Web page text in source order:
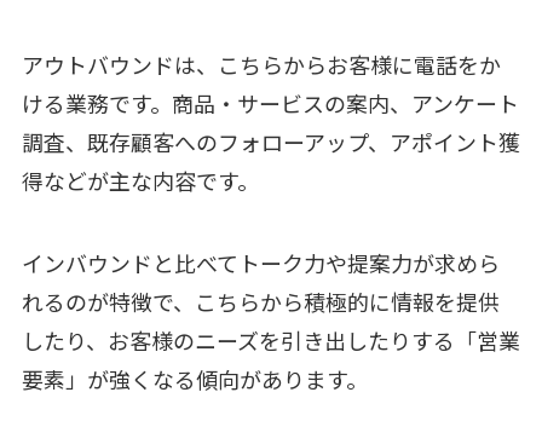
アウトバウンドは、こちらからお客様に電話をか
ける業務です。商品・サービスの案内、アンケート
調査、既存顧客へのフォローアップ、アポイント獲
得などが主な内容です。
インバウンドと比べてトーク力や提案力が求めら
れるのが特徴で、こちらから積極的に情報を提供
したり、お客様のニーズを引き出したりする「営業
要素」が強くなる傾向があります。